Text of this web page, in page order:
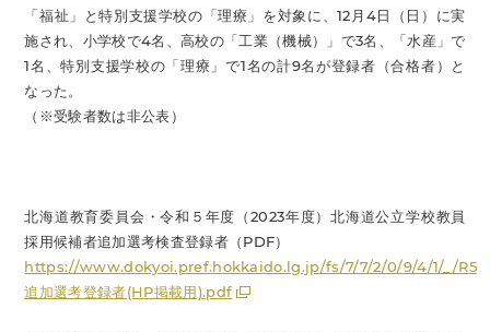
「福祉」と特別支援学校の「理療」を対象に、12月4日（日）に実
施され、小学校で4名、高校の「工業（機械）」で3名、「水産」で
1名、特別支援学校の「理療」で1名の計9名が登録者（合格者）と
なった。
（※受験者数は非公表）
北海道教育委員会・令和５年度（2023年度）北海道公立学校教員
採用候補者追加選考検査登録者（PDF）
https://www.dokyoi.pref.hokkaido.lg.jp/fs/7/7/2/0/9/4/1/_/R5
追加選考登録者(HP掲載用).pdf